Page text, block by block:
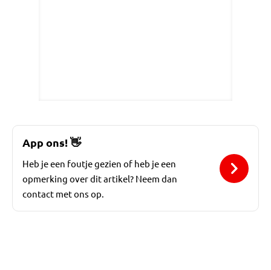
App ons!👋
Heb je een foutje gezien of heb je een
opmerking over dit artikel? Neem dan
contact met ons op.